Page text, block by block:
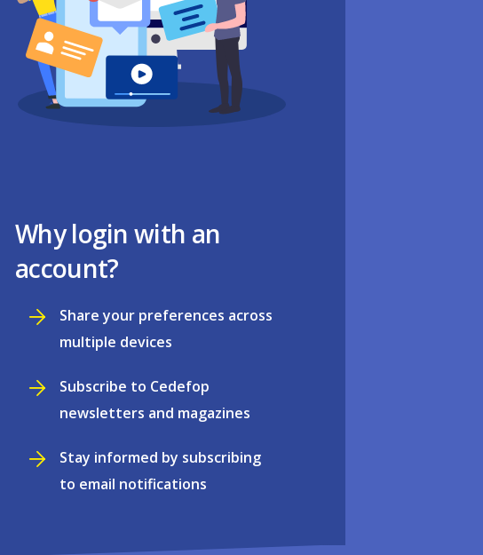
Why login with an
account?
Share your preferences across
multiple devices
Subscribe to Cedefop
newsletters and magazines
Stay informed by subscribing
to email notifications